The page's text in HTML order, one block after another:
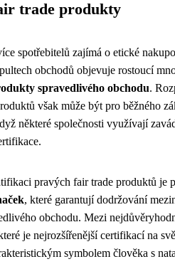
trade produkty
spotřebitelů zajímá o etické
obchodů objevuje rostoucí
spravedlivého obchodu.
však může být pro běžného
některé společnosti využívají
pravých fair trade produktů je
, které garantují dodržování
obchodu. Mezi
je nejrozšířenější certifikací na
symbolem člověka s